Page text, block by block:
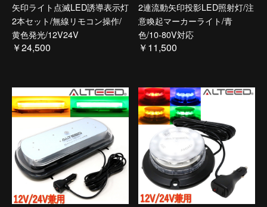
矢印ライト点滅LED誘導表示灯
2本セット/無線リモコン操作/
黄色発光/12V24V
￥24,500
2連流動矢印投影LED照射灯/注
意喚起マーカーライト/青
色/10-80V対応
￥11,500